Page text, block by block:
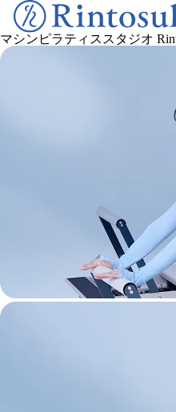
マシンピラティススタジオ